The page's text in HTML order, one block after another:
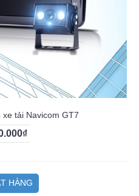
tải Navicom GT7
HÀNG